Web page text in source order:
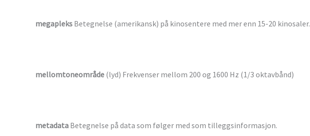
megapleks Betegnelse (amerikansk) på kinosentere med mer enn 15-20 kinosaler.
mellomtoneområde (lyd) Frekvenser mellom 200 og 1600 Hz (1/3 oktavbånd)
metadata Betegnelse på data som følger med som tilleggsinformasjon.